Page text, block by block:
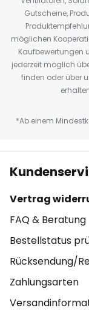
Gutscheine,
möglichen
Kaufbewertungen
jederzeit möglich
finden oder über
*Ab einem
Vertrag
FAQ & Beratung
Bestellstatus
Rücksendung/
Zahlungsarten